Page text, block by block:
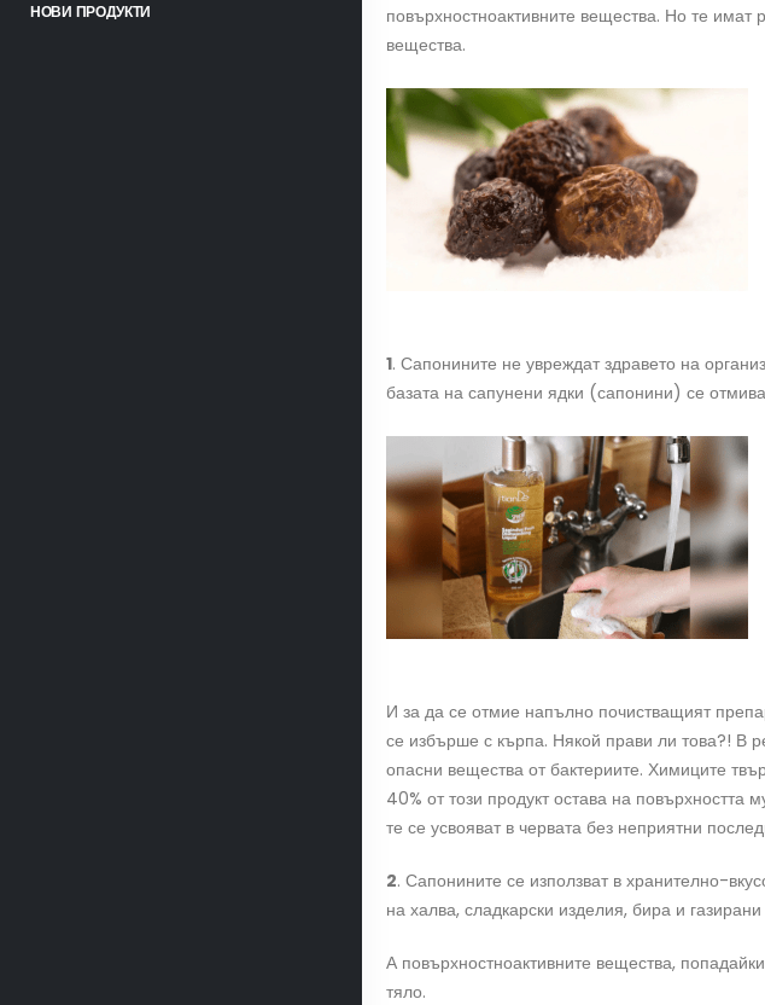
НОВИ ПРОДУКТИ
повърхностноактивните вещества. Но те
вещества.
1. Сапонините не увреждат здравето на
базата на сапунени ядки (сапонини) се
И за да се отмие напълно почистващият
се избърше с кърпа. Някой прави ли това?! В
опасни вещества от бактериите. Химиците
40% от този продукт остава на
те се усвояват в червата без неприятни
2. Сапонините се използват в хранително-
на халва, сладкарски изделия, бира и газирани
А повърхностноактивните вещества,
тяло.